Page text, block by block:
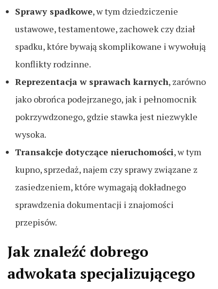
Sprawy spadkowe, w tym dziedziczenie
ustawowe, testamentowe, zachowek czy dział
spadku, które bywają skomplikowane i wywołują
konflikty rodzinne.
Reprezentacja w sprawach karnych, zarówno
jako obrońca podejrzanego, jak i pełnomocnik
pokrzywdzonego, gdzie stawka jest niezwykle
wysoka.
Transakcje dotyczące nieruchomości, w tym
kupno, sprzedaż, najem czy sprawy związane z
zasiedzeniem, które wymagają dokładnego
sprawdzenia dokumentacji i znajomości
przepisów.
Jak znaleźć dobrego
adwokata specjalizującego